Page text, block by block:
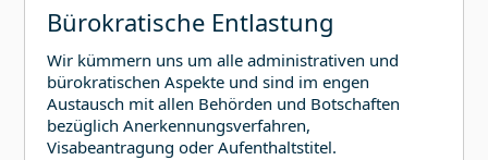
Bürokratische Entlastung
Wir kümmern uns um alle administrativen und
bürokratischen Aspekte und sind im engen
Austausch mit allen Behörden und Botschaften
bezüglich Anerkennungsverfahren,
Visabeantragung oder Aufenthaltstitel.